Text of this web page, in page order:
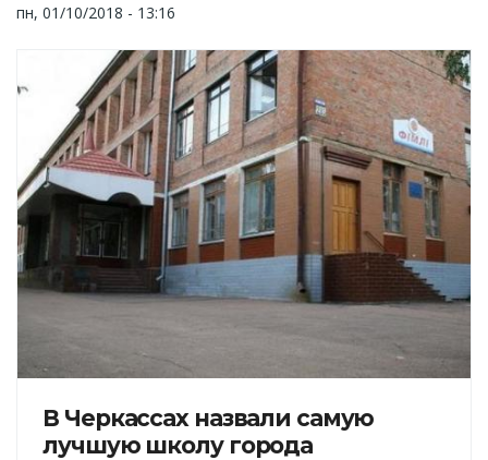
пн, 01/10/2018 - 13:16
В Черкассах назвали самую
лучшую школу города